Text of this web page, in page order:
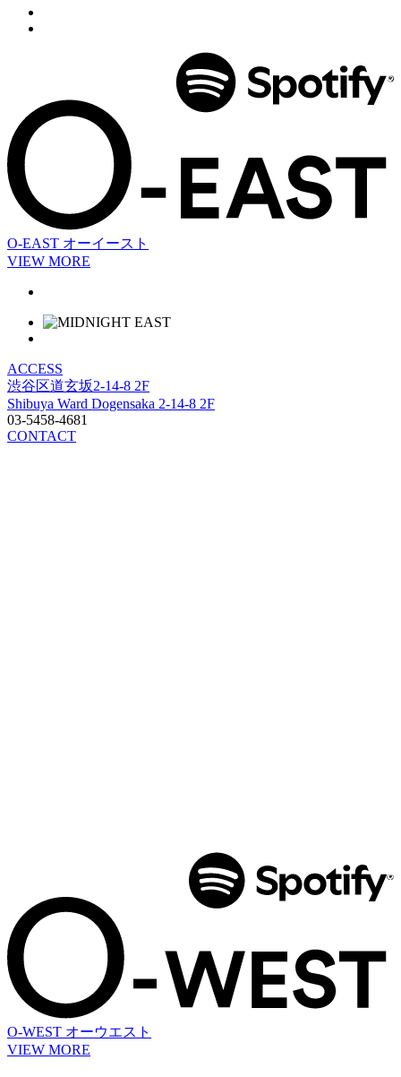
O-EAST オーイースト
VIEW MORE
ACCESS
渋谷区道玄坂2-14-8 2F
Shibuya Ward Dogensaka 2-14-8 2F
03-5458-4681
CONTACT
O-WEST オーウエスト
VIEW MORE